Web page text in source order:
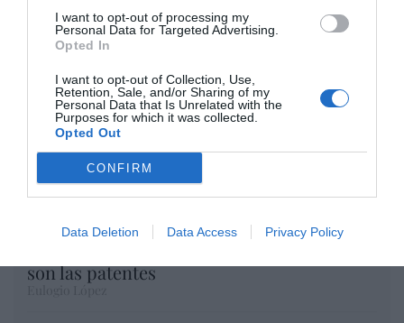
I want to opt-out of processing my
Personal Data for Targeted Advertising.
Opted In
I want to opt-out of Collection, Use,
Retention, Sale, and/or Sharing of my
Personal Data that Is Unrelated with the
Purposes for which it was collected.
Opted Out
CONFIRM
Data Deletion Data Access Privacy Policy
por Eulogio López
son las patentes